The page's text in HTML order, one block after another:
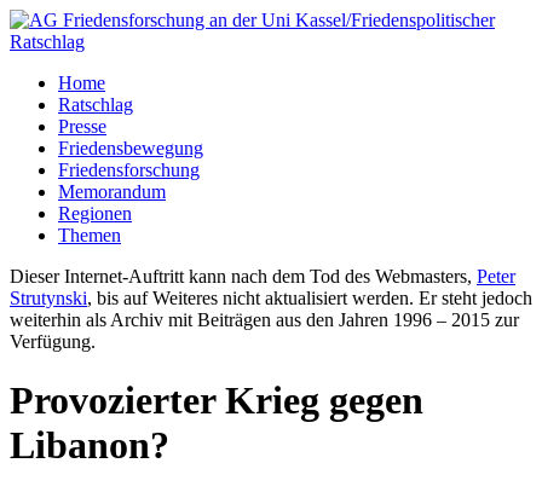
Home
Ratschlag
Presse
Friedensbewegung
Friedensforschung
Memorandum
Regionen
Themen
Dieser Internet-Auftritt kann nach dem Tod des Webmasters, Peter
Strutynski, bis auf Weiteres nicht aktualisiert werden. Er steht jedoch
weiterhin als Archiv mit Beiträgen aus den Jahren 1996 – 2015 zur
Verfügung.
Provozierter Krieg gegen
Libanon?